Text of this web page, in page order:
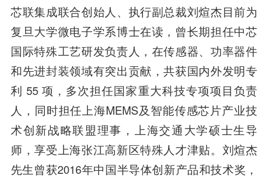
芯联集成联合创始人、执行副总裁刘煊杰目前为
复旦大学微电子学系博士在读，曾长期担任中芯
国际特殊工艺研发负责人，在传感器、功率器件
和先进封装领域有突出贡献，共获国内外发明专
利 55 项，多次担任国家重大科技专项项目负责
人，同时担任上海MEMS及智能传感芯片产业技
术创新战略联盟理事，上海交通大学硕士生导
师，享受上海张江高新区特殊人才津贴。刘煊杰
先生曾获2016年中国半导体创新产品和技术奖，